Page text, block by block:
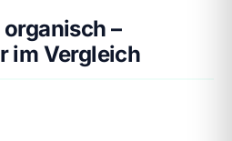
–
im Vergleich